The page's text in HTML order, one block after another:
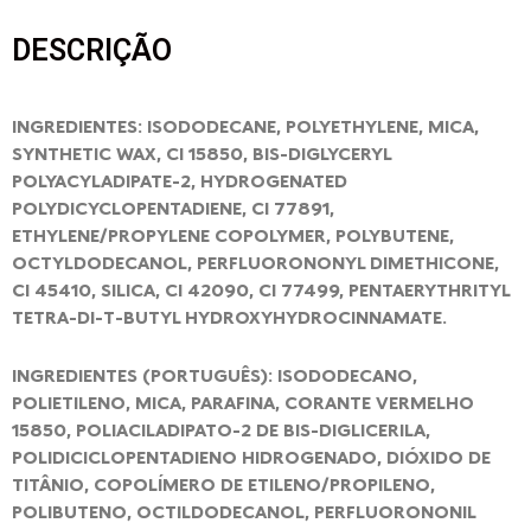
DESCRIÇÃO
INGREDIENTES: ISODODECANE, POLYETHYLENE, MICA,
SYNTHETIC WAX, CI 15850, BIS-DIGLYCERYL
POLYACYLADIPATE-2, HYDROGENATED
POLYDICYCLOPENTADIENE, CI 77891,
ETHYLENE/PROPYLENE COPOLYMER, POLYBUTENE,
OCTYLDODECANOL, PERFLUORONONYL DIMETHICONE,
CI 45410, SILICA, CI 42090, CI 77499, PENTAERYTHRITYL
TETRA-DI-T-BUTYL HYDROXYHYDROCINNAMATE.
INGREDIENTES (PORTUGUÊS): ISODODECANO,
POLIETILENO, MICA, PARAFINA, CORANTE VERMELHO
15850, POLIACILADIPATO-2 DE BIS-DIGLICERILA,
POLIDICICLOPENTADIENO HIDROGENADO, DIÓXIDO DE
TITÂNIO, COPOLÍMERO DE ETILENO/PROPILENO,
POLIBUTENO, OCTILDODECANOL, PERFLUORONONIL